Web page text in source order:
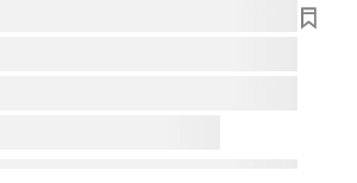
lorem ipsum dolor sit amet ...